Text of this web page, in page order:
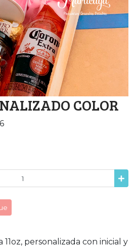
COLOR
11oz, personalizada con inicial y